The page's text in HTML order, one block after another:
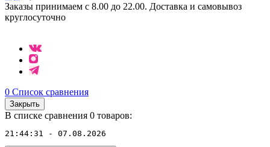
Заказы принимаем с 8.00 до 22.00. Доставка и самовывоз
круглосуточно
0 Список сравнения
Закрыть
В списке сравнения 0 товаров:
21:44:31 - 07.08.2026